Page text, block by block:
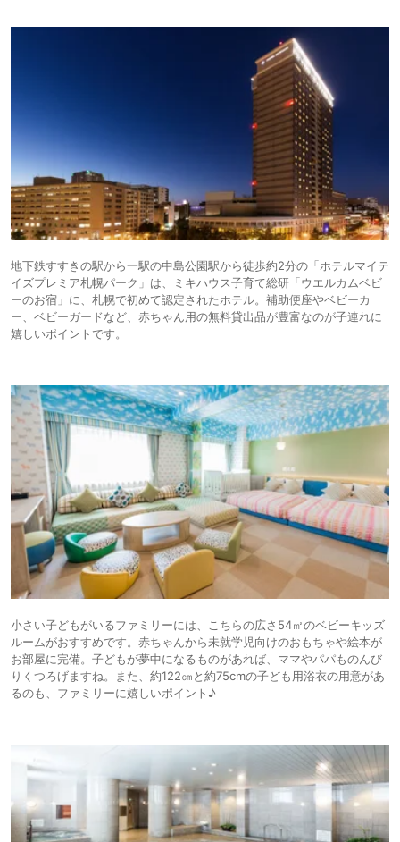
地下鉄すすきの駅から一駅の中島公園駅から徒歩約2分の「ホテルマイテ
イズプレミア札幌パーク」は、ミキハウス子育て総研「ウエルカムベビ
ーのお宿」に、札幌で初めて認定されたホテル。補助便座やベビーカ
ー、ベビーガードなど、赤ちゃん用の無料貸出品が豊富なのが子連れに
嬉しいポイントです。
小さい子どもがいるファミリーには、こちらの広さ54㎡のベビーキッズ
ルームがおすすめです。赤ちゃんから未就学児向けのおもちゃや絵本が
お部屋に完備。子どもが夢中になるものがあれば、ママやパパものんび
りくつろげますね。また、約122㎝と約75cmの子ども用浴衣の用意があ
るのも、ファミリーに嬉しいポイント♪